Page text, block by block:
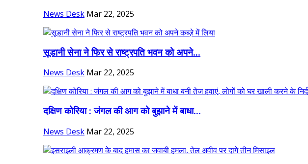
News Desk Mar 22, 2025
सूडानी सेना ने फिर से राष्ट्रपति भवन को अपने...
News Desk Mar 22, 2025
दक्षिण कोरिया : जंगल की आग को बुझाने में बाधा...
News Desk Mar 22, 2025